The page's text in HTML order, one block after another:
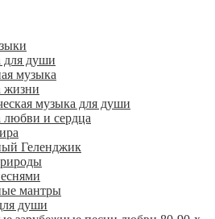
души
музыка
жизни
музыка для души
и сердца
Геленджик
мантры
души